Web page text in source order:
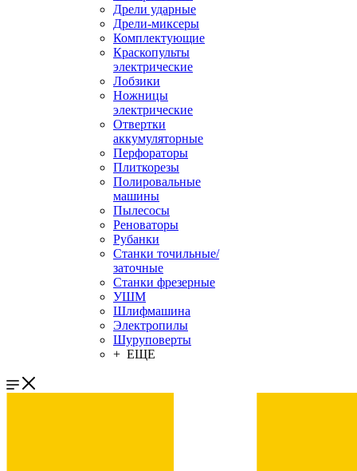
Дрели ударные
Дрели-миксеры
Комплектующие
Краскопульты
электрические
Лобзики
Ножницы
электрические
Отвертки
аккумуляторные
Перфораторы
Плиткорезы
Полировальные
машины
Пылесосы
Реноваторы
Рубанки
Станки точильные/
заточные
Станки фрезерные
УШМ
Шлифмашина
Электропилы
Шуруповерты
+ ЕЩЕ